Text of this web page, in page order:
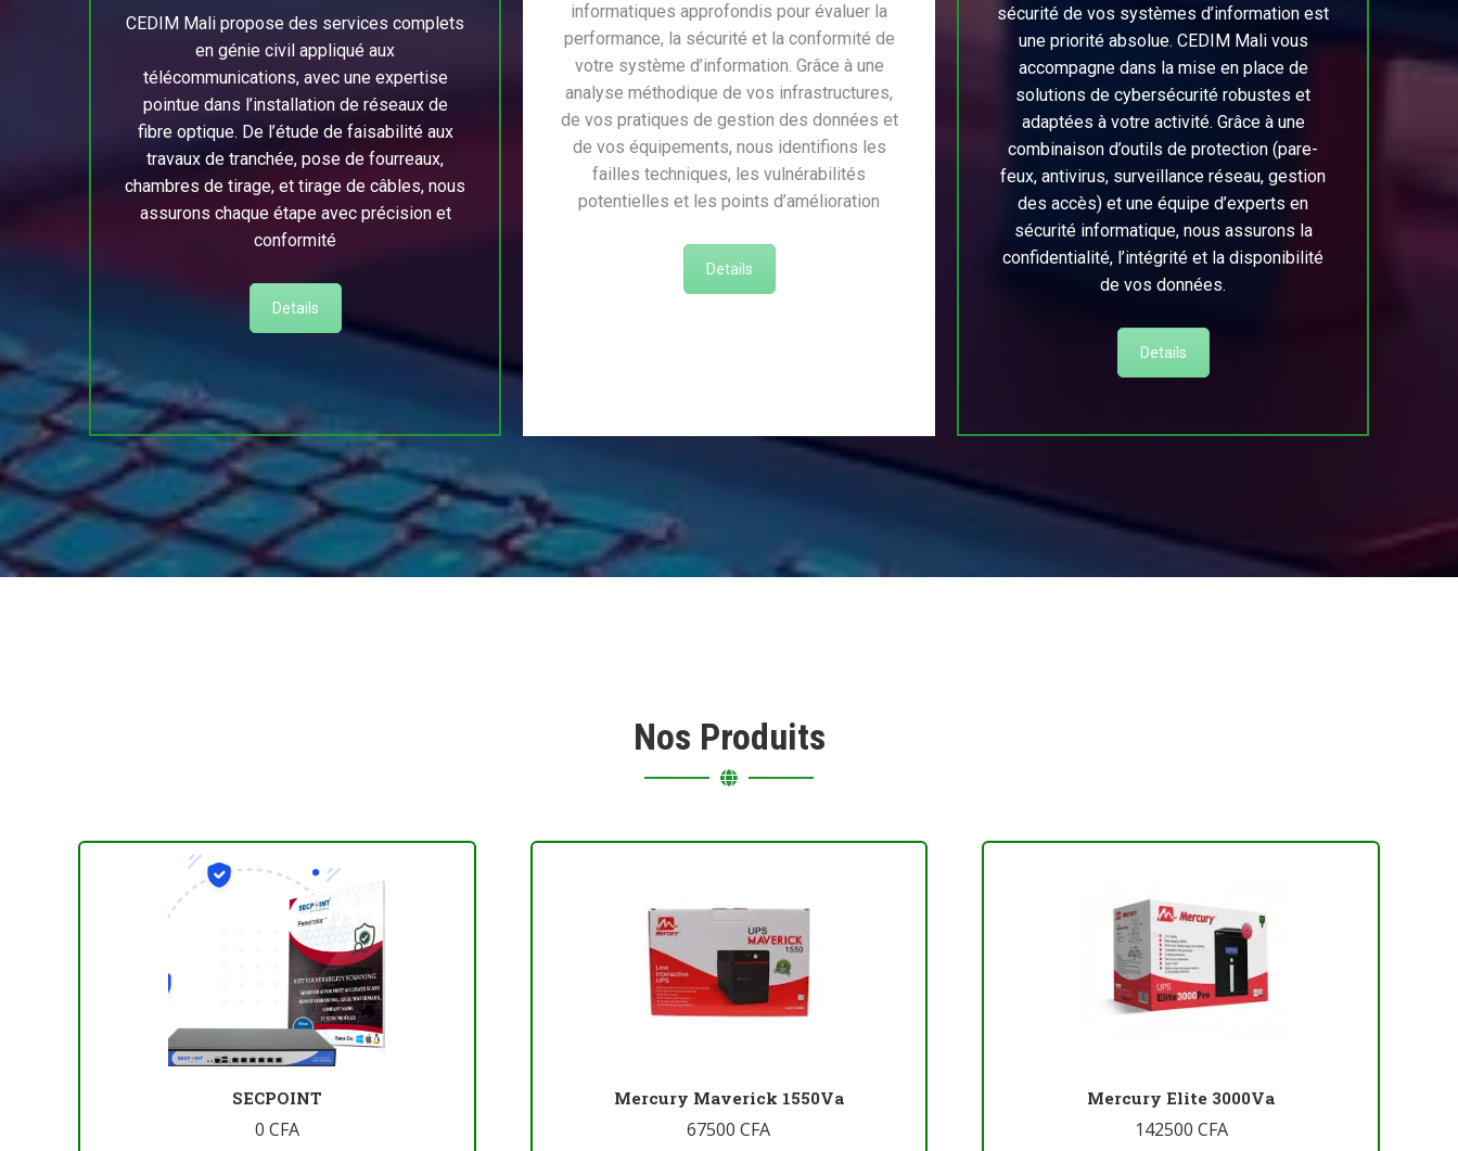
CEDIM Mali propose des services complets
en génie civil appliqué aux
télécommunications, avec une expertise
pointue dans l’installation de réseaux de
fibre optique. De l’étude de faisabilité aux
travaux de tranchée, pose de fourreaux,
chambres de tirage, et tirage de câbles, nous
assurons chaque étape avec précision et
conformité
Details
informatiques approfondis pour évaluer la
performance, la sécurité et la conformité de
votre système d’information. Grâce à une
analyse méthodique de vos infrastructures,
de vos pratiques de gestion des données et
de vos équipements, nous identifions les
failles techniques, les vulnérabilités
potentielles et les points d’amélioration
Details
sécurité de vos systèmes d’information est
une priorité absolue. CEDIM Mali vous
accompagne dans la mise en place de
solutions de cybersécurité robustes et
adaptées à votre activité. Grâce à une
combinaison d’outils de protection (pare-
feux, antivirus, surveillance réseau, gestion
des accès) et une équipe d’experts en
sécurité informatique, nous assurons la
confidentialité, l’intégrité et la disponibilité
de vos données.
Details
Nos Produits
SECPOINT
0 CFA
Mercury Maverick 1550Va
67500CFA
Mercury Elite 3000Va
142500 CFA